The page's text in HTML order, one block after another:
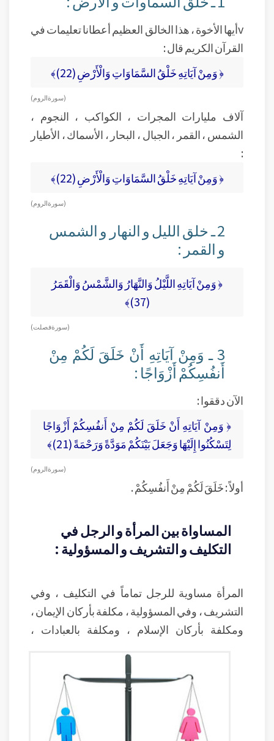
vأيها الأخوة ، هذا الخالق العظيم أعطانا تعليمات في
القرآن الكريم قال :
﴿ وَمِنْ آيَاتِهِ خَلْقُ السَّمَاوَاتِ وَالْأَرْضِ (22)﴾
( سورة الروم )
آلاف مليارات المجرات ، الكواكب ، النجوم ،
الشمس ، القمر ، الجبال ، البحار ، الأسماك ، الأطيار
:
﴿ وَمِنْ آيَاتِهِ خَلْقُ السَّمَاوَاتِ وَالْأَرْضِ (22)﴾
( سورة الروم )
2 ـ خلق الليل و النهار و الشمس
و القمر :
﴿ وَمِنْ آيَاتِهِ اللَّيْلُ وَالنَّهَارُ وَالشَّمْسُ وَالْقَمَرُ
(37)﴾
( سورة فصلت)
3 ـ وَمِنْ آيَاتِهِ أَنْ خَلَقَ لَكُمْ مِنْ
أَنفُسِكُمْ أَزْوَاجًا :
الآن دققوا :
﴿ وَمِنْ آيَاتِهِ أَنْ خَلَقَ لَكُمْ مِنْ أَنفُسِكُمْ أَزْوَاجًا
لِتَسْكُنُوا إِلَيْهَا وَجَعَلَ بَيْنَكُمْ مَوَدَّةً وَرَحْمَةً (21)﴾
( سورة الروم )
أولاً : خَلَقَ لَكُمْ مِنْ أَنفُسِكُمْ .
المساواة بين المرأة و الرجل في
التكليف و التشريف و المسؤولية :
المرأة مساوية للرجل تماماً في التكليف ، وفي
التشريف ، وفي المسؤولية ، مكلفة بأركان الإيمان ،
ومكلفة بأركان الإسلام ، ومكلفة بالعبادات ،